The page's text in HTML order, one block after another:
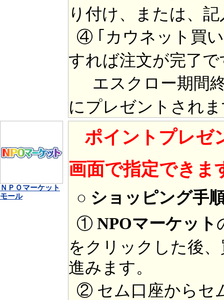
り付け、または、
④ ｢カウネット買
すれば注文が完了で
エスクロー期間
にプレゼントされ
ＮＰＯマーケット
モール
ポイントプレゼ
画面で指定できま
○ ショッピング手
① NPOマーケット
をクリックした後
進みます。
② セム口座からセ